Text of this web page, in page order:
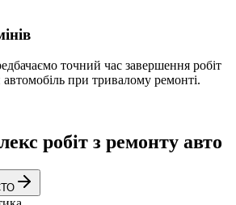
точний час завершення робіт
при тривалому ремонті.
робіт з ремонту авто